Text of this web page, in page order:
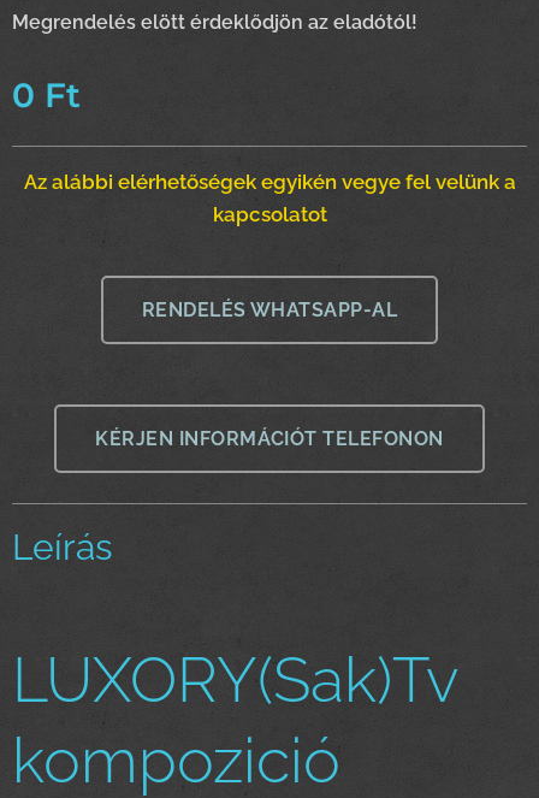
Megrendelés elött érdeklődjön az eladótól!
0 Ft
Az alábbi elérhetőségek egyikén vegye fel velünk a
kapcsolatot
RENDELÉS WHATSAPP-AL
KÉRJEN INFORMÁCIÓT TELEFONON
Leírás
LUXORY(Sak)Tv
kompozició